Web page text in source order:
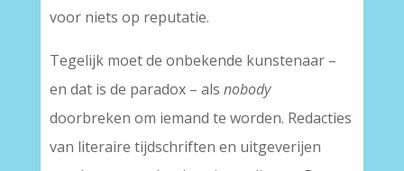
voor niets op reputatie.
Tegelijk moet de onbekende kunstenaar –
en dat is de paradox – als nobody
doorbreken om iemand te worden. Redacties
van literaire tijdschriften en uitgeverijen